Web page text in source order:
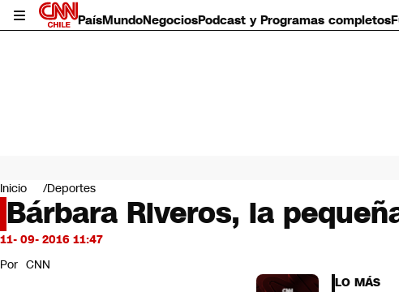
PaísMundoNegociosPodcast y Programas completos
Mundo
Negocios
Deportes
Programas completos
Servicios
Inicio Deportes
Bárbara Riveros, la
11- 09- 2016 11:47
Por CNN
LO MÁS